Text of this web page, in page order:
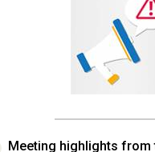
Meeting highlights from